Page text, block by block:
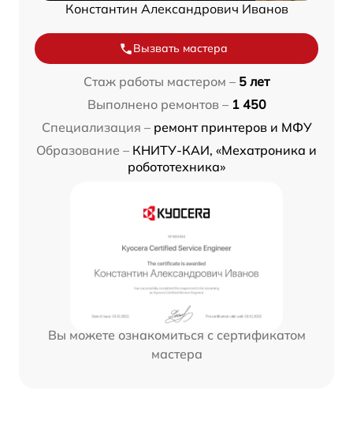
Константин Александрович Иванов
Вызвать мастера
Стаж работы мастером – 5 лет
Выполнено ремонтов – 1 450
Специализация – ремонт принтеров и МФУ
Образование – КНИТУ-КАИ, «Мехатроника и
робототехника»
Вы можете ознакомиться с сертификатом
мастера